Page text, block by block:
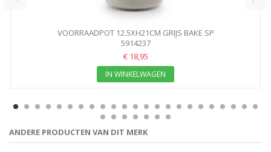
VOORRAADPOT 12.5XH21CM GRIJS BAKE SP
5914237
€ 18,95
IN WINKELWAGEN
ANDERE PRODUCTEN VAN DIT MERK